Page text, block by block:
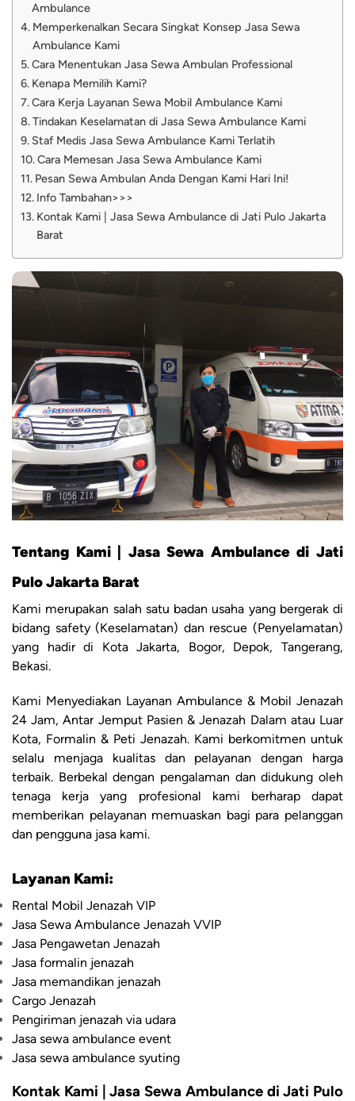
Ambulance
Memperkenalkan Secara Singkat Konsep Jasa Sewa
Ambulance Kami
Cara Menentukan Jasa Sewa Ambulan Professional
Kenapa Memilih Kami?
Cara Kerja Layanan Sewa Mobil Ambulance Kami
Tindakan Keselamatan di Jasa Sewa Ambulance Kami
Staf Medis Jasa Sewa Ambulance Kami Terlatih
Cara Memesan Jasa Sewa Ambulance Kami
Pesan Sewa Ambulan Anda Dengan Kami Hari Ini!
Info Tambahan>>>
Kontak Kami | Jasa Sewa Ambulance di Jati Pulo Jakarta
Barat
Tentang Kami | Jasa Sewa Ambulance di Jati
Pulo Jakarta Barat
Kami merupakan salah satu badan usaha yang bergerak di
bidang safety (Keselamatan) dan rescue (Penyelamatan)
yang hadir di Kota Jakarta, Bogor, Depok, Tangerang,
Bekasi.
Kami Menyediakan Layanan Ambulance & Mobil Jenazah
24 Jam, Antar Jemput Pasien & Jenazah Dalam atau Luar
Kota, Formalin & Peti Jenazah. Kami berkomitmen untuk
selalu menjaga kualitas dan pelayanan dengan harga
terbaik. Berbekal dengan pengalaman dan didukung oleh
tenaga kerja yang profesional kami berharap dapat
memberikan pelayanan memuaskan bagi para pelanggan
dan pengguna jasa kami.
Layanan Kami:
Rental Mobil Jenazah VIP
Jasa Sewa Ambulance Jenazah VVIP
Jasa Pengawetan Jenazah
Jasa formalin jenazah
Jasa memandikan jenazah
Cargo Jenazah
Pengiriman jenazah via udara
Jasa sewa ambulance event
Jasa sewa ambulance syuting
Kontak Kami | Jasa Sewa Ambulance di Jati Pulo